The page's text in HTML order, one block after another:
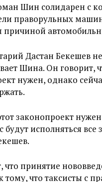
Шин солидарен с
праворульных
причиной
Дастан Бекешев не
Шина. Он говорит,
нужен, однако
законопроект
будут исполняться все
что принятие
тому, что таксисты с